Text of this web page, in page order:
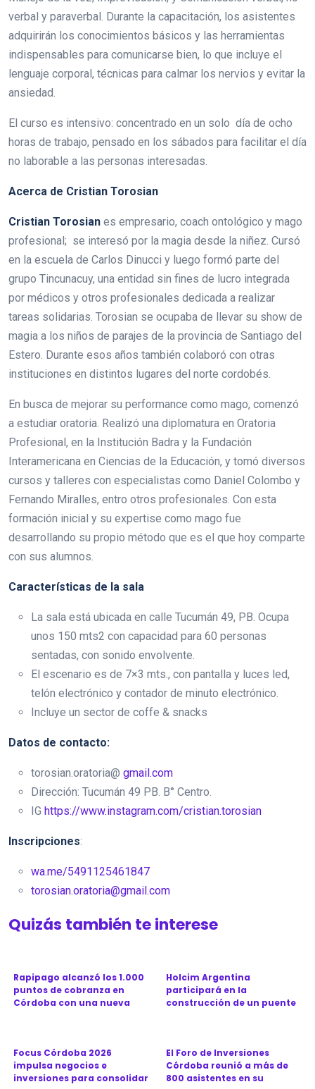
verbal y paraverbal. Durante la capacitación, los asistentes
adquirirán los conocimientos básicos y las herramientas
indispensables para comunicarse bien, lo que incluye el
lenguaje corporal, técnicas para calmar los nervios y evitar la
ansiedad.
El curso es intensivo: concentrado en un solo día de ocho
horas de trabajo, pensado en los sábados para facilitar el día
no laborable a las personas interesadas.
Acerca de Cristian Torosian
Cristian Torosian es empresario, coach ontológico y mago
profesional; se interesó por la magia desde la niñez. Cursó
en la escuela de Carlos Dinucci y luego formó parte del
grupo Tincunacuy, una entidad sin fines de lucro integrada
por médicos y otros profesionales dedicada a realizar
tareas solidarias. Torosian se ocupaba de llevar su show de
magia a los niños de parajes de la provincia de Santiago del
Estero. Durante esos años también colaboró con otras
instituciones en distintos lugares del norte cordobés.
En busca de mejorar su performance como mago, comenzó
a estudiar oratoria. Realizó una diplomatura en Oratoria
Profesional, en la Institución Badra y la Fundación
Interamericana en Ciencias de la Educación, y tomó diversos
cursos y talleres con especialistas como Daniel Colombo y
Fernando Miralles, entro otros profesionales. Con esta
formación inicial y su expertise como mago fue
desarrollando su propio método que es el que hoy comparte
con sus alumnos.
Características de la sala
La sala está ubicada en calle Tucumán 49, PB. Ocupa
unos 150 mts2 con capacidad para 60 personas
sentadas, con sonido envolvente.
El escenario es de 7×3 mts., con pantalla y luces led,
telón electrónico y contador de minuto electrónico.
Incluye un sector de coffe & snacks
Datos de contacto:
torosian.oratoria@ gmail.com
Dirección: Tucumán 49 PB. B° Centro.
IG https://www.instagram.com/cristian.torosian
Inscripciones:
wa.me/5491125461847
torosian.oratoria@gmail.com
Quizás también te interese
Rapipago alcanzó los 1.000
puntos de cobranza en
Córdoba con una nueva
Holcim Argentina
participará en la
construcción de un puente
Focus Córdoba 2026
impulsa negocios e
inversiones para consolidar
El Foro de Inversiones
Córdoba reunió a más de
800 asistentes en su